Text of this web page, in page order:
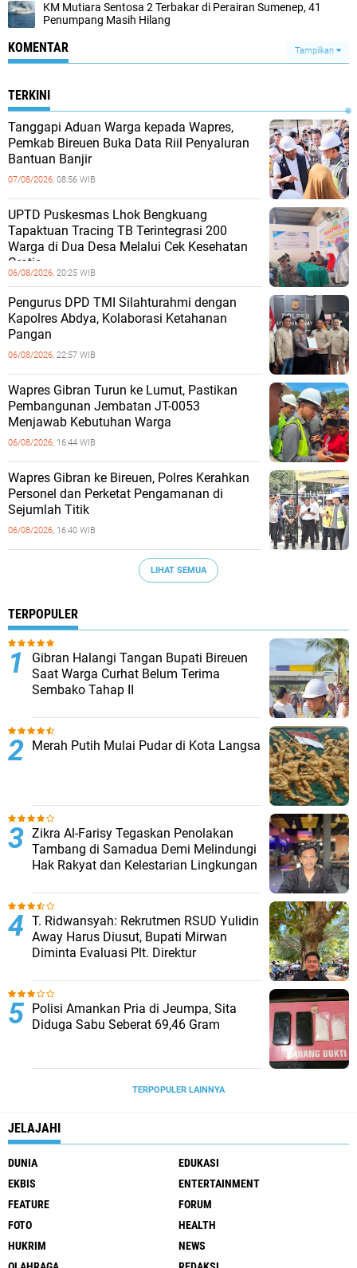
KM Mutiara Sentosa 2 Terbakar di Perairan Sumenep, 41
Penumpang Masih Hilang
KOMENTAR Tampilkan
TERKINI
Tanggapi Aduan Warga kepada Wapres,
Pemkab Bireuen Buka Data Riil Penyaluran
Bantuan Banjir
07/08/2026, 08:56 WIB
UPTD Puskesmas Lhok Bengkuang
Tapaktuan ‎Tracing TB Terintegrasi 200
Warga di Dua Desa Melalui Cek Kesehatan
Gratis
06/08/2026, 20:25 WIB
Pengurus DPD TMI Silahturahmi dengan
Kapolres Abdya, Kolaborasi Ketahanan
Pangan
06/08/2026, 22:57 WIB
Wapres Gibran Turun ke Lumut, Pastikan
Pembangunan Jembatan JT-0053
Menjawab Kebutuhan Warga
06/08/2026, 16:44 WIB
Wapres Gibran ke Bireuen, Polres Kerahkan
Personel dan Perketat Pengamanan di
Sejumlah Titik
06/08/2026, 16:40 WIB
LIHAT SEMUA
TERPOPULER
Gibran Halangi Tangan Bupati Bireuen
Saat Warga Curhat Belum Terima
Sembako Tahap II
Merah Putih Mulai Pudar di Kota Langsa
Zikra Al-Farisy Tegaskan Penolakan
Tambang di Samadua Demi Melindungi
Hak Rakyat dan Kelestarian Lingkungan
T. Ridwansyah: Rekrutmen RSUD Yulidin
Away Harus Diusut, Bupati Mirwan
Diminta Evaluasi Plt. Direktur
Polisi Amankan Pria di Jeumpa, Sita
Diduga Sabu Seberat 69,46 Gram
TERPOPULER LAINNYA
JELAJAHI
DUNIA
EDUKASI
EKBIS
ENTERTAINMENT
FEATURE
FORUM
FOTO
HEALTH
HUKRIM
NEWS